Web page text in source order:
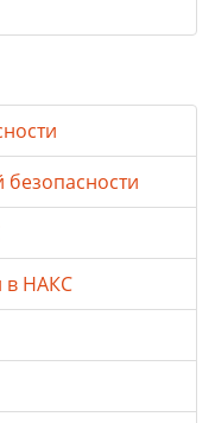
в НАКС